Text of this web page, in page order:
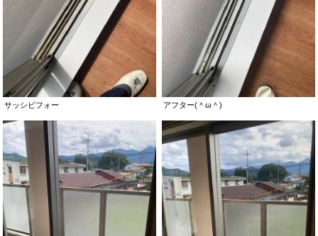
サッシビフォー アフター(＾ω＾)